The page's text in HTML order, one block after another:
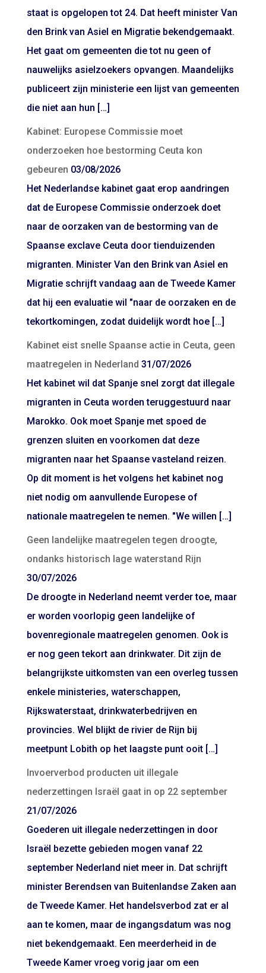
staat is opgelopen tot 24. Dat heeft minister Van
den Brink van Asiel en Migratie bekendgemaakt.
Het gaat om gemeenten die tot nu geen of
nauwelijks asielzoekers opvangen. Maandelijks
publiceert zijn ministerie een lijst van gemeenten
die niet aan hun […]
Kabinet: Europese Commissie moet
onderzoeken hoe bestorming Ceuta kon
gebeuren 03/08/2026
Het Nederlandse kabinet gaat erop aandringen
dat de Europese Commissie onderzoek doet
naar de oorzaken van de bestorming van de
Spaanse exclave Ceuta door tienduizenden
migranten. Minister Van den Brink van Asiel en
Migratie schrijft vandaag aan de Tweede Kamer
dat hij een evaluatie wil "naar de oorzaken en de
tekortkomingen, zodat duidelijk wordt hoe […]
Kabinet eist snelle Spaanse actie in Ceuta, geen
maatregelen in Nederland 31/07/2026
Het kabinet wil dat Spanje snel zorgt dat illegale
migranten in Ceuta worden teruggestuurd naar
Marokko. Ook moet Spanje met spoed de
grenzen sluiten en voorkomen dat deze
migranten naar het Spaanse vasteland reizen.
Op dit moment is het volgens het kabinet nog
niet nodig om aanvullende Europese of
nationale maatregelen te nemen. "We willen […]
Geen landelijke maatregelen tegen droogte,
ondanks historisch lage waterstand Rijn
30/07/2026
De droogte in Nederland neemt verder toe, maar
er worden voorlopig geen landelijke of
bovenregionale maatregelen genomen. Ook is
er nog geen tekort aan drinkwater. Dit zijn de
belangrijkste uitkomsten van een overleg tussen
enkele ministeries, waterschappen,
Rijkswaterstaat, drinkwaterbedrijven en
provincies. Wel blijkt de rivier de Rijn bij
meetpunt Lobith op het laagste punt ooit […]
Invoerverbod producten uit illegale
nederzettingen Israël gaat in op 22 september
21/07/2026
Goederen uit illegale nederzettingen in door
Israël bezette gebieden mogen vanaf 22
september Nederland niet meer in. Dat schrijft
minister Berendsen van Buitenlandse Zaken aan
de Tweede Kamer. Het handelsverbod zat er al
aan te komen, maar de ingangsdatum was nog
niet bekendgemaakt. Een meerderheid in de
Tweede Kamer vroeg vorig jaar om een